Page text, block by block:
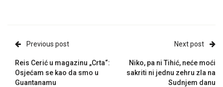
Previous post
Reis Cerić u magazinu „Crta“:
Osjećam se kao da smo u
Guantanamu
Next post
Niko, pa ni Tihić, neće moći
sakriti ni jednu zehru zla na
Sudnjem danu